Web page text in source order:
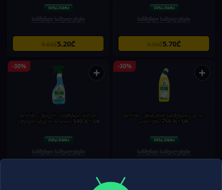
საწმენდი საშუალებები
9.80₾5.20₾
საწმენდი საშუალებები
9.50₾5.70₾
-30% +
ფროში - უნივერ. საწმენდი სპრეი,
აქტივირებული სოდით, 500 მლ UK
საწმენდი საშუალებები
-30% +
ფროში - უნიტაზის საწმენდი გელი -
ციტრუსი, 750 მლ UK
საწმენდი საშუალებები